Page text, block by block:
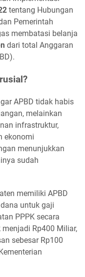
tentang Hubungan
Pemerintah
membatasi belanja
dari total Anggaran
APBD tidak habis
melainkan
infrastruktur,
ekonomi
menunjukkan
sudah
memiliki APBD
untuk gaji
PPPK secara
Rp400 Miliar,
sebesar Rp100